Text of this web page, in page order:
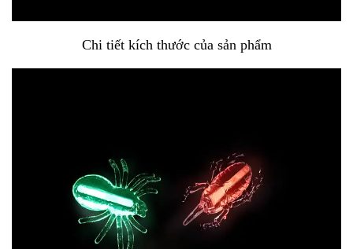
Chi tiết kích thước của sản phẩm